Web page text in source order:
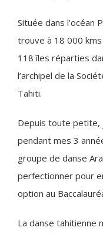
Située dans l’océan
trouve à 18 000
118 îles réparties
l’archipel de la
Tahiti.
Depuis toute petite,
pendant mes 3
groupe de danse
perfectionner pour
option au
La danse tahitienne